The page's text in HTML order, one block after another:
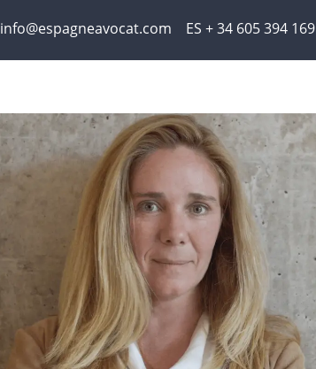
info@espagneavocat.com ES + 34 605 394 169